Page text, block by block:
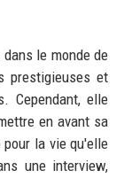
le monde de
prestigieuses et
Cependant, elle
en avant sa
la vie qu'elle
une interview,